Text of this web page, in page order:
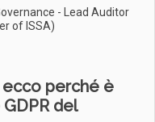
- Lead Auditor
of ISSA)
perché è
del